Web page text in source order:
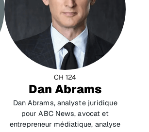
CH 124
Dan Abrams
Dan Abrams, analyste juridique
pour ABC News, avocat et
entrepreneur médiatique, analyse